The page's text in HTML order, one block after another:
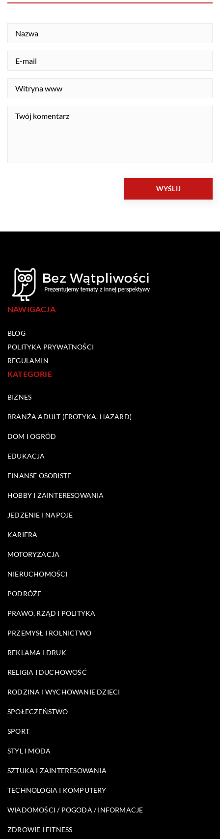
NAWIGACJA
BLOG
POLITYKA PRYWATNOŚCI
REGULAMIN
KATEGORIE
BIZNES
BRANŻA ADULT (EROTYKA, HAZARD)
DOM I OGRÓD
EDUKACJA
FINANSE OSOBISTE
HOBBY I ZAINTERESOWANIA
JEDZENIE I NAPOJE
KARIERA
MOTORYZACJA
NIERUCHOMOŚCI
PODRÓŻE
PRAWO, RZĄD I POLITYKA
PRZEMYSŁ I ROLNICTWO
REKLAMA I DRUK
RELIGIA I DUCHOWOŚĆ
RODZINA I WYCHOWANIE DZIECI
SPOŁECZEŃSTWO
SPORT
STYL I MODA
SZTUKA I ZAINTERESOWANIA
TECHNOLOGIA I KOMPUTERY
WIADOMOŚCI / POGODA / INFORMACJE
ZDROWIE I FITNESS